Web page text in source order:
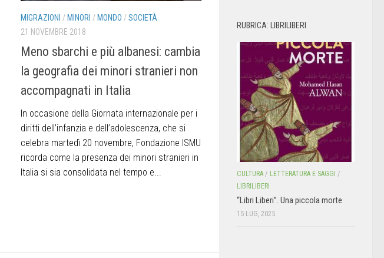
MIGRAZIONI / MINORI / MONDO /SOCIETÀ
21 NOVEMBRE 2018
Meno sbarchi e più albanesi: cambia
la geografia dei minori stranieri non
accompagnati in Italia
In occasione della Giornata internazionale per i
diritti dell’infanzia e dell’adolescenza, che si
celebra martedì 20 novembre, Fondazione ISMU
ricorda come la presenza dei minori stranieri in
Italia si sia consolidata nel tempo e...
RUBRICA: LIBRILIBERI
CULTURA / LETTERATURA E SAGGI /
LIBRILIBERI
“Libri Liberi”. Una piccola morte
15 LUG, 2025